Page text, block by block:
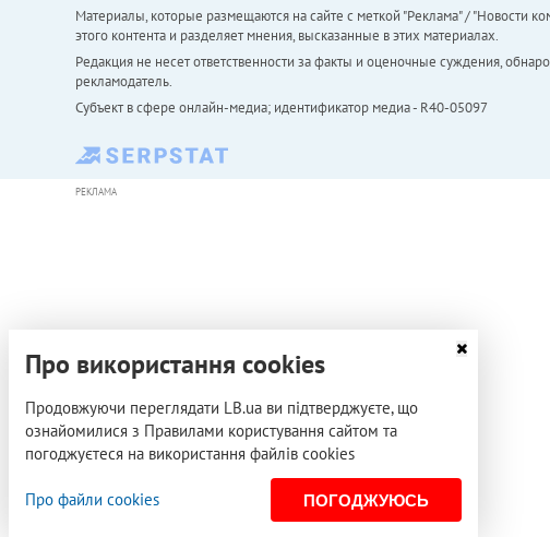
Материалы, которые размещаются на сайте с меткой "Реклама" / "Новости
этого контента и разделяет мнения, высказанные в этих материалах.
Редакция не несет ответственности за факты и оценочные суждения,
рекламодатель.
Субъект в сфере онлайн-медиа; идентификатор медиа - R40-05097
РЕКЛАМА
Про використання cookies
Продовжуючи переглядати LB.ua ви підтверджуєте, що
ознайомилися з Правилами користування сайтом та
погоджуєтеся на використання файлів cookies
Про файли cookies ПОГОДЖУЮСЬ